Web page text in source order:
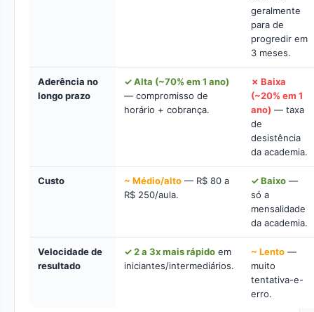
geralmente
para de
progredir em
3 meses.
Aderência no
longo prazo
✓ Alta (~70% em 1 ano)
— compromisso de
horário + cobrança.
✗ Baixa
(~20% em 1
ano) — taxa
de
desistência
da academia.
Custo ~ Médio/alto — R$ 80 a
R$ 250/aula.
✓ Baixo —
só a
mensalidade
da academia.
Velocidade de
resultado
✓ 2 a 3x mais rápido em
iniciantes/intermediários.
~ Lento —
muito
tentativa-e-
erro.